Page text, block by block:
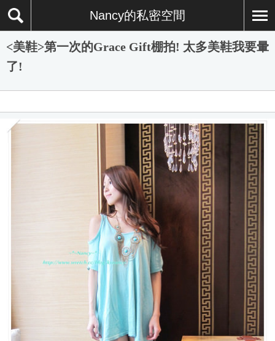
Nancy的私密空間
<美鞋>第一次的Grace Gift棚拍! 太多美鞋我要暈
了!